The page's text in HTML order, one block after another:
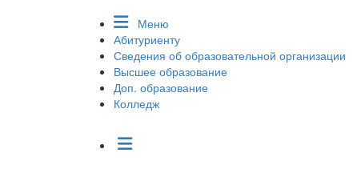
Меню
Абитуриенту
Сведения об образовательной организации
Высшее образование
Доп. образование
Колледж